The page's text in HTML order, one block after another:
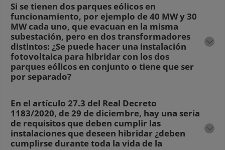
Si se tienen dos parques eólicos en
funcionamiento, por ejemplo de 40 MW y 30
MW cada uno, que evacuan en la misma
subestación, pero en dos transformadores
distintos: ¿Se puede hacer una instalación
fotovoltaica para hibridar con los dos
parques eólicos en conjunto o tiene que ser
por separado?
En el artículo 27.3 del Real Decreto
1183/2020, de 29 de diciembre, hay una seria
de requisitos que deben cumplir las
instalaciones que deseen hibridar ¿deben
cumplirse durante toda la vida de la